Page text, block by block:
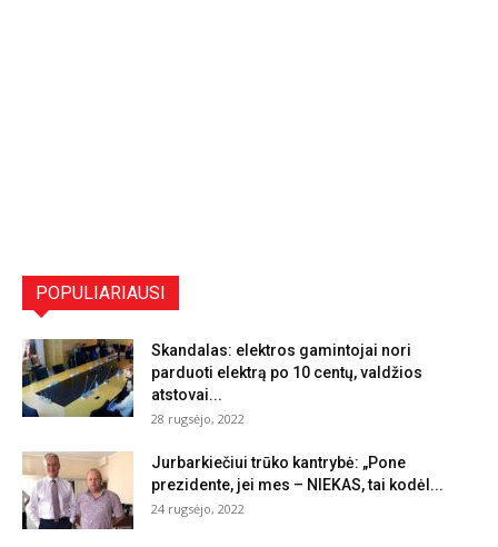
POPULIARIAUSI
Skandalas: elektros gamintojai nori
parduoti elektrą po 10 centų, valdžios
atstovai...
28 rugsėjo, 2022
Jurbarkiečiui trūko kantrybė: „Pone
prezidente, jei mes – NIEKAS, tai kodėl...
24 rugsėjo, 2022